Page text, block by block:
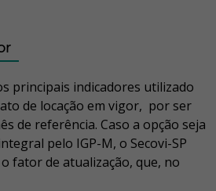
principais indicadores utilizado
de locação em vigor, por ser
de referência. Caso a opção seja
pelo IGP-M, o Secovi-SP
fator de atualização, que, no